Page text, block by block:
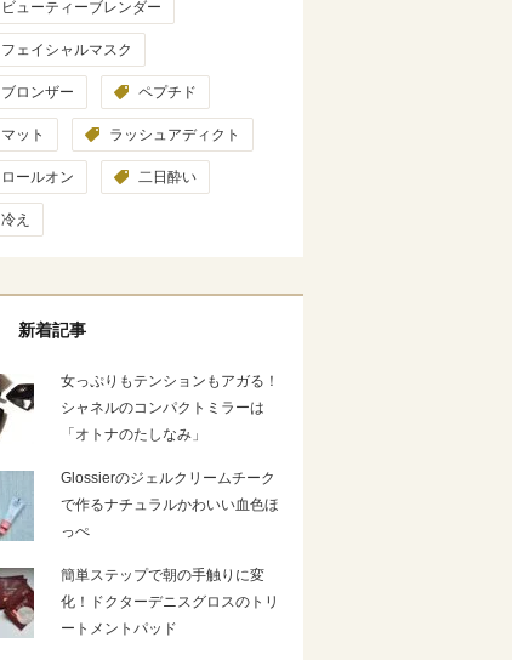
ビューティーブレンダー
フェイシャルマスク
ブロンザー ペプチド
マット ラッシュアディクト
ロールオン 二日酔い
冷え
新着記事
女っぷりもテンションもアガる！
シャネルのコンパクトミラーは
「オトナのたしなみ」
Glossierのジェルクリームチーク
で作るナチュラルかわいい血色ほ
っぺ
簡単ステップで朝の手触りに変
化！ドクターデニスグロスのトリ
ートメントパッド